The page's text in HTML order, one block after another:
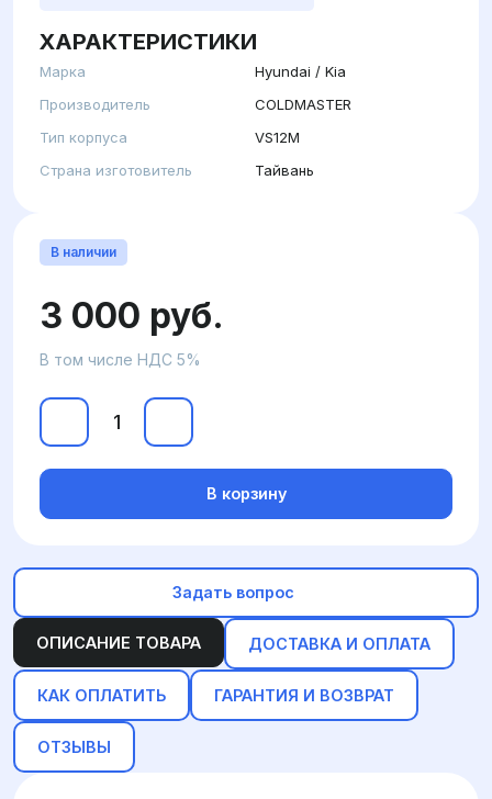
ХАРАКТЕРИСТИКИ
Марка
Hyundai / Kia
Производитель
COLDMASTER
Тип корпуса
VS12M
Страна изготовитель
Тайвань
ОПИСАНИЕ ТОВАРА ДОСТАВКА И ОПЛАТА
КАК ОПЛАТИТЬ ГАРАНТИЯ И ВОЗВРАТ
ОТЗЫВЫ
В наличии
3 000 руб.
В том числе НДС 5%
В корзину
Задать вопрос